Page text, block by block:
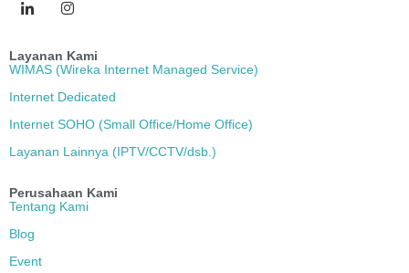
Layanan Kami
WIMAS (Wireka Internet Managed Service)
Internet Dedicated
Internet SOHO (Small Office/Home Office)
Layanan Lainnya (IPTV/CCTV/dsb.)
Perusahaan Kami
Tentang Kami
Blog
Event